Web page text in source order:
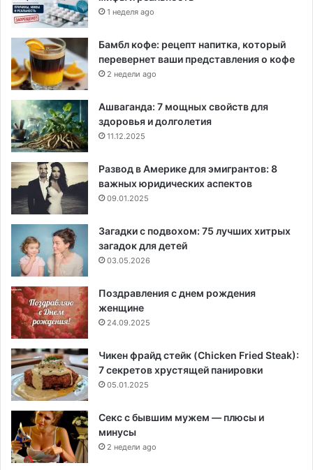
1 неделя ago
Бамбл кофе: рецепт напитка, который
перевернет ваши представления о кофе
2 недели ago
Ашваганда: 7 мощных свойств для
здоровья и долголетия
11.12.2025
Развод в Америке для эмигрантов: 8
важных юридических аспектов
09.01.2025
Загадки с подвохом: 75 лучших хитрых
загадок для детей
03.05.2026
Поздравления с днем рождения
женщине
24.09.2025
Чикен фрайд стейк (Chicken Fried Steak):
7 секретов хрустящей панировки
05.01.2025
Секс с бывшим мужем — плюсы и
минусы
2 недели ago